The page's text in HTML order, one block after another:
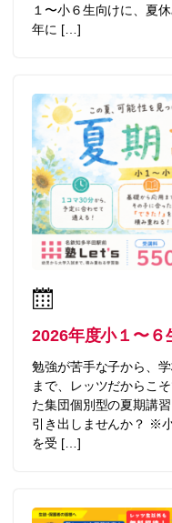
１〜小６生向けに、夏
年に […]
2026年度小１〜６
勉強が苦手な子から、
まで、レッツだからこ
た集団個別型の夏期講
引き出しませんか？ ※
を受 […]